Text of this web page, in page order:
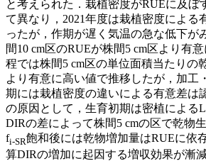
と考えられた．栽植密度がRUEに及ぼ
て異なり，2021年度は栽植密度による
ったが，作期が遅く気温の急な低下が
間10 cm区のRUEが株間5 cm区より有
程では株間5 cm区の単位面積当たりの
より有意に高い値で推移したが，加工
期には栽植密度の違いによる有意差は
の原因として，生育初期は密植による
DIRの差によって株間5 cmの区で乾物
fi-SR飽和後には乾物増加量はRUEに依
算DIRの増加に起因する増収効果が漸